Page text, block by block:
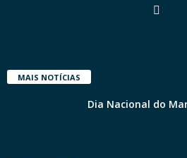
MAIS NOTÍCIAS
Dia Nacional do